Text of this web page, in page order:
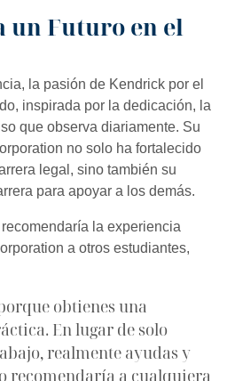
un Futuro en el
la pasión de Kendrick por el
inspirada por la dedicación, la
que observa diariamente. Su
no solo ha fortalecido
legal, sino también su
para apoyar a los demás.
la experiencia
a otros estudiantes,
obtienes una
En lugar de solo
realmente ayudas y
recomendaría a cualquiera